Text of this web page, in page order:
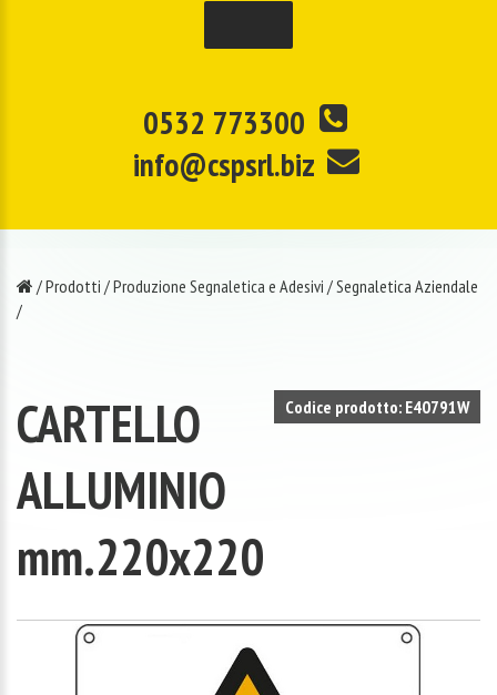
0532 773300
info@cspsrl.biz
/Prodotti /Produzione Segnaletica e Adesivi /Segnaletica Aziendale
/
Codice prodotto: E40791W
CARTELLO
ALLUMINIO
mm.220x220